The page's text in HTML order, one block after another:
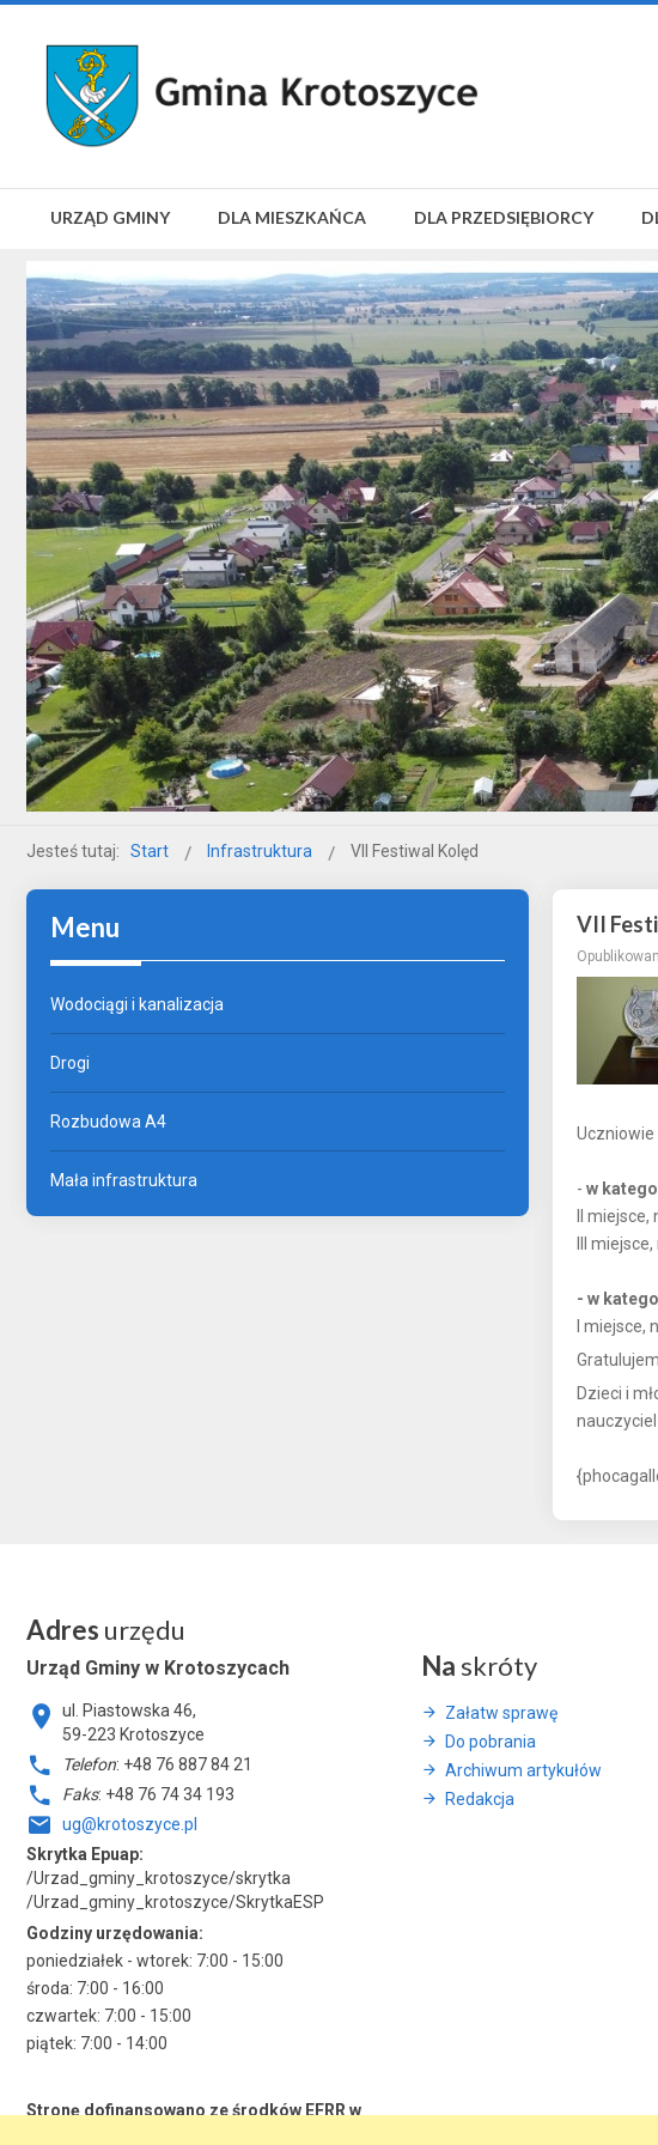
URZĄD GMINY DLA MIESZKAŃCA DLA PRZEDSIĘBIORCY
Jesteś tutaj: Start Infrastruktura VII Festiwal Kolęd
VII
Uczniowie
- w
II
III
- w
I miejsce,
Dzieci i
nauczyciel
Menu
Wodociągi i kanalizacja
Drogi
Rozbudowa A4
Mała infrastruktura
Adres urzędu
Urząd Gminy w Krotoszycach
ul. Piastowska 46,
59-223 Krotoszyce
Telefon: +48 76 887 84 21
Faks: +48 76 74 34 193
ug@krotoszyce.pl
Skrytka Epuap:
/Urzad_gminy_krotoszyce/skrytka
/Urzad_gminy_krotoszyce/SkrytkaESP
Godziny urzędowania:
poniedziałek - wtorek: 7:00 - 15:00
środa: 7:00 - 16:00
czwartek: 7:00 - 15:00
piątek: 7:00 - 14:00
Stronę dofinansowano ze środków EFRR w
Na skróty
Załatw sprawę
Do pobrania
Archiwum artykułów
Redakcja